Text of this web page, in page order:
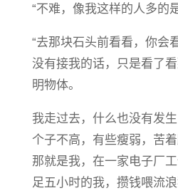
“不难，像我这样的人多的
“去那块石头前看看，你会
没有接我的话，只是看了
明物体。
我走过去，什么也没有发生
个子不高，有些瘦弱，苦
那就是我，在一家电子厂
足五小时的我，攒钱喂流